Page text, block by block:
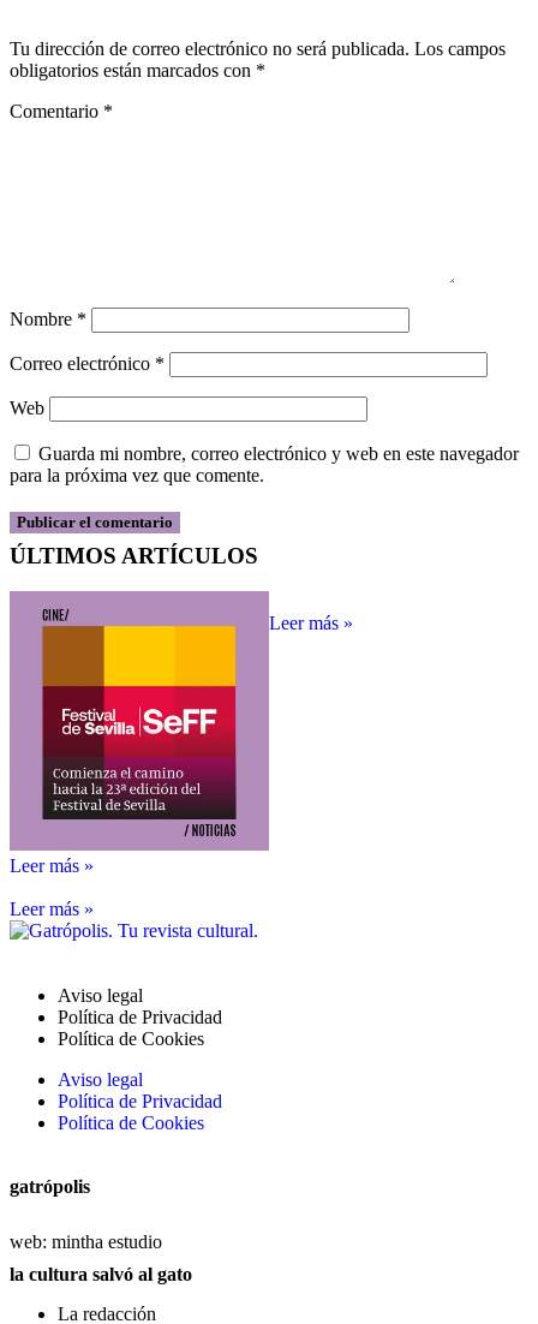
Tu dirección de correo electrónico no será publicada. Los campos
obligatorios están marcados con *
Comentario *
Nombre *
Correo electrónico *
Web
Guarda mi nombre, correo electrónico y web en este navegador
para la próxima vez que comente.
ÚLTIMOS ARTÍCULOS
Leer más »
Leer más »
Leer más »
Aviso legal
Política de Privacidad
Política de Cookies
Aviso legal
Política de Privacidad
Política de Cookies
gatrópolis
web: mintha estudio
la cultura salvó al gato
La redacción